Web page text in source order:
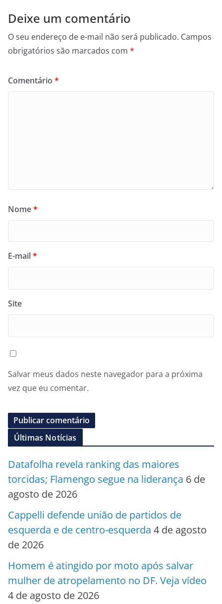
Deixe um comentário
O seu endereço de e-mail não será publicado. Campos
obrigatórios são marcados com *
Comentário *
Nome*
E-mail*
Site
Salvar meus dados neste navegador para a próxima
vez que eu comentar.
Últimas Notícias
Datafolha revela ranking das maiores
torcidas; Flamengo segue na liderança 6 de
agosto de 2026
Cappelli defende união de partidos de
esquerda e de centro-esquerda 4 de agosto
de 2026
Homem é atingido por moto após salvar
mulher de atropelamento no DF. Veja vídeo
4 de agosto de 2026